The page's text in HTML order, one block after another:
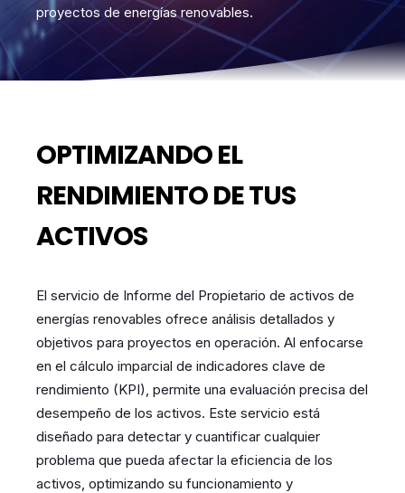
proyectos de energías renovables.
OPTIMIZANDO EL
RENDIMIENTO DE TUS
ACTIVOS
El servicio de Informe del Propietario de activos de
energías renovables ofrece análisis detallados y
objetivos para proyectos en operación. Al enfocarse
en el cálculo imparcial de indicadores clave de
rendimiento (KPI), permite una evaluación precisa del
desempeño de los activos. Este servicio está
diseñado para detectar y cuantificar cualquier
problema que pueda afectar la eficiencia de los
activos, optimizando su funcionamiento y